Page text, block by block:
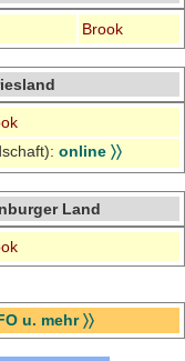
Brook
online 〉〉
Land
u. mehr 〉〉